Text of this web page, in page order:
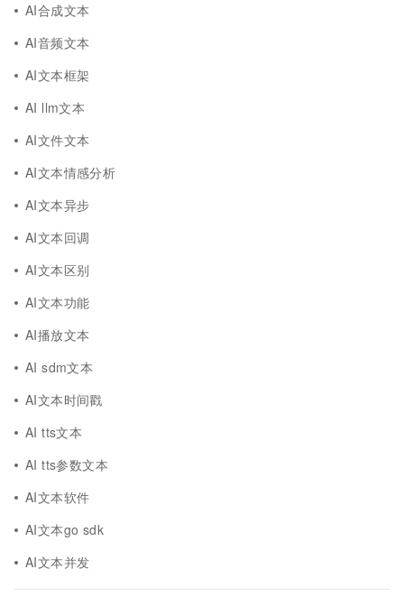
AI合成文本
AI音频文本
AI文本框架
AI llm文本
AI文件文本
AI文本情感分析
AI文本异步
AI文本回调
AI文本区别
AI文本功能
AI播放文本
AI sdm文本
AI文本时间戳
AI tts文本
AI tts参数文本
AI文本软件
AI文本go sdk
AI文本并发